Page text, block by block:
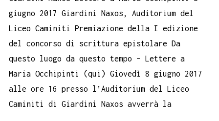
giugno 2017 Giardini Naxos, Auditorium del
Liceo Caminiti Premiazione della I edizione
del concorso di scrittura epistolare Da
questo luogo da questo tempo – Lettere a
Maria Occhipinti (qui) Giovedì 8 giugno 2017
alle ore 16 presso l’Auditorium del Liceo
Caminiti di Giardini Naxos avverrà la